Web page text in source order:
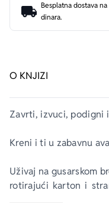
O KNJIZI
Zavrti, izvuci, podigni
Kreni i ti u zabavnu
Uživaj na gusarskom
rotirajući karton i
Besplatna dostava
dinara.